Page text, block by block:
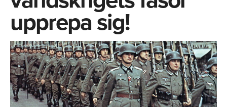
upprepa sig!